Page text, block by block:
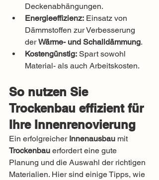
Deckenabhängungen.
Energieeffizienz: Einsatz von
Dämmstoffen zur Verbesserung
der Wärme- und Schalldämmung.
Kostengünstig: Spart sowohl
Material- als auch Arbeitskosten.
So nutzen Sie
Trockenbau effizient für
Ihre Innenrenovierung
Ein erfolgreicher Innenausbau mit
Trockenbau erfordert eine gute
Planung und die Auswahl der richtigen
Materialien. Hier sind einige Tipps, wie